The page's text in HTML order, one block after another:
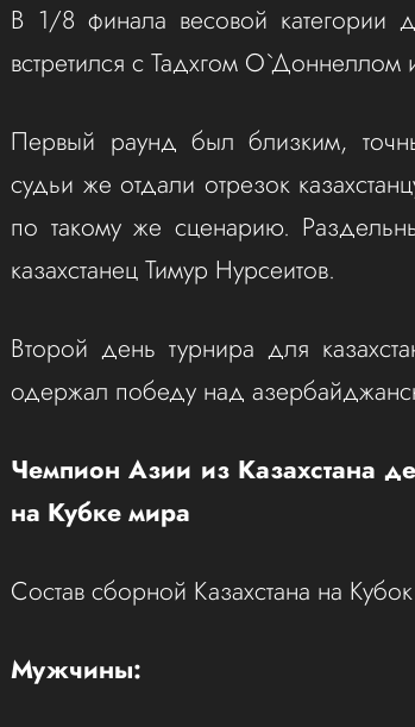
В 1/8 финала весовой категории
встретился с Тадхгом
Первый раунд был близким,
судьи же отдали отрезок
по такому же сценарию.
казахстанец Тимур Нурсеитов.
Второй день турнира для
одержал победу над
Чемпион Азии из Казахстана
на Кубке мира
Состав сборной Казахстана на
Мужчины: